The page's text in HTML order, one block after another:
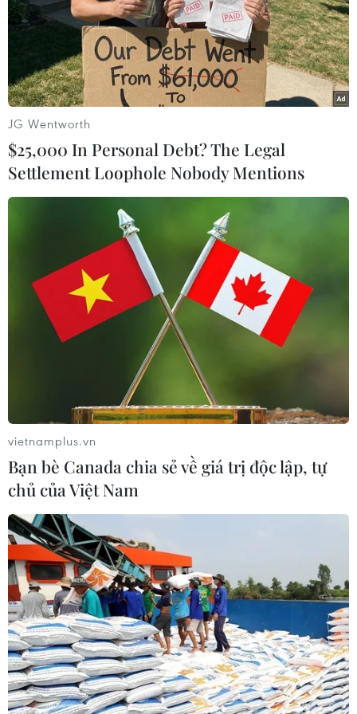
Bộ TN-MT đề nghị Chủ tịch các tỉnh,
thành phố đôn đốc kiểm kê đất đai
03/09/2020 01:34
Theo Bộ Tài nguyên và Môi trường, tính đến cuối tháng
8/2020, cả nước mới chỉ có 14/63 tỉnh, thành phố hoàn
thành và gửi hồ sơ báo cáo kết quả kiểm kê lập bản đồ
hiện trạng sử dụng đất năm 2019.
Đề nghị các tỉnh báo cáo kiểm kê đất đai
năm 2019 trước ngày 20/10
10/10/2020 02:03
JG Wentworth
$25,000 In Personal Debt? The Legal
Settlement Loophole Nobody Mentions
vietnamplus.vn
Bạn bè Canada chia sẻ về giá trị độc lập, tự
chủ của Việt Nam